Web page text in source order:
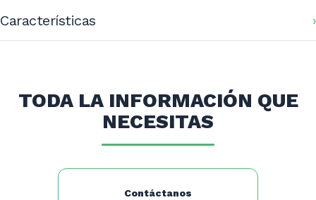
Características
Peso bruto (Kg): 35
TODA LA INFORMACIÓN QUE
NECESITAS
Contáctanos